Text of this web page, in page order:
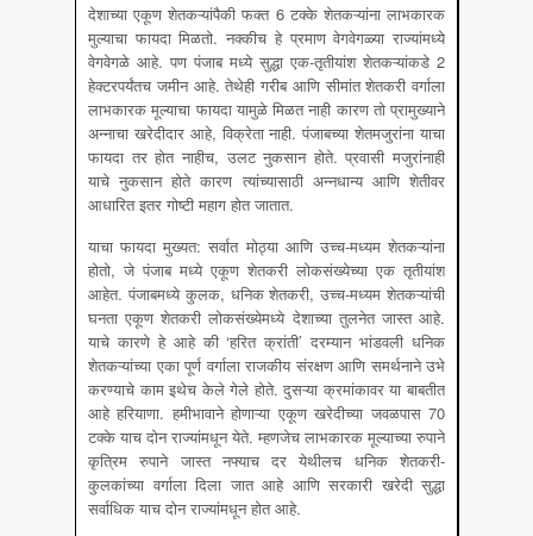
देशाच्या एकूण शेतकऱ्यांपैकी फक्त 6 टक्के शेतकऱ्यांना लाभकारक
मुल्याचा फायदा मिळतो. नक्कीच हे प्रमाण वेगवेगळ्या राज्यांमध्ये
वेगवेगळे आहे. पण पंजाब मध्ये सुद्धा एक-तृतीयांश शेतकऱ्यांकडे 2
हेक्टरपर्यंतच जमीन आहे. तेथेही गरीब आणि सीमांत शेतकरी वर्गाला
लाभकारक मूल्याचा फायदा यामुळे मिळत नाही कारण तो प्रामुख्याने
अन्नाचा खरेदीदार आहे, विक्रेता नाही. पंजाबच्या शेतमजुरांना याचा
फायदा तर होत नाहीच, उलट नुकसान होते. प्रवासी मजुरांनाही
याचे नुकसान होते कारण त्यांच्यासाठी अन्नधान्य आणि शेतीवर
आधारित इतर गोष्टी महाग होत जातात.
याचा फायदा मुख्यत: सर्वात मोठ्या आणि उच्च-मध्यम शेतकऱ्यांना
होतो, जे पंजाब मध्ये एकूण शेतकरी लोकसंख्येच्या एक तृतीयांश
आहेत. पंजाबमध्ये कुलक, धनिक शेतकरी, उच्च-मध्यम शेतकऱ्यांची
घनता एकूण शेतकरी लोकसंख्येमध्ये देशाच्या तुलनेत जास्त आहे.
याचे कारणे हे आहे की ‘हरित क्रांती’ दरम्यान भांडवली धनिक
शेतकऱ्यांच्या एका पूर्ण वर्गाला राजकीय संरक्षण आणि समर्थनाने उभे
करण्याचे काम इथेच केले गेले होते. दुसऱ्या क्रमांकावर या बाबतीत
आहे हरियाणा. हमीभावाने होणाऱ्या एकूण खरेदीच्या जवळपास 70
टक्के याच दोन राज्यांमधून येते. म्हणजेच लाभकारक मूल्याच्या रुपाने
कृत्रिम रुपाने जास्त नफ्याच दर येथीलच धनिक शेतकरी-
कुलकांच्या वर्गाला दिला जात आहे आणि सरकारी खरेदी सुद्धा
सर्वाधिक याच दोन राज्यांमधून होत आहे.